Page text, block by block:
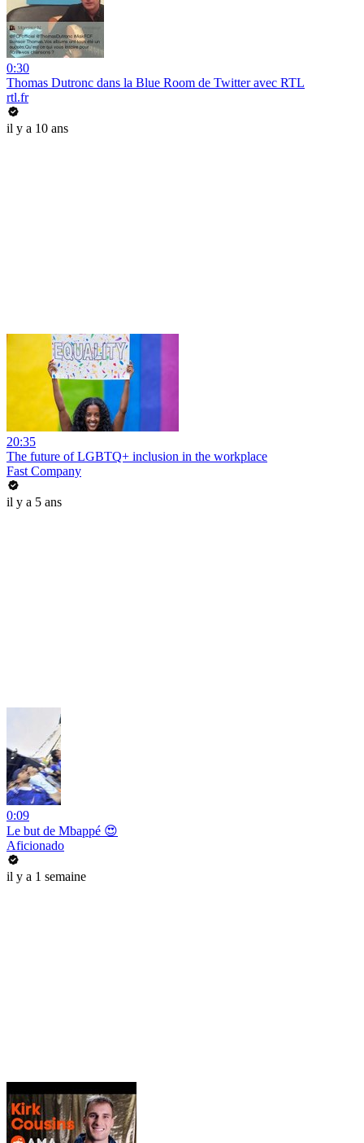
0:30
Thomas Dutronc dans la Blue Room de Twitter avec RTL
rtl.fr
il y a 10 ans
20:35
The future of LGBTQ+ inclusion in the workplace
Fast Company
il y a 5 ans
0:09
Le but de Mbappé 😍
Aficionado
il y a 1 semaine